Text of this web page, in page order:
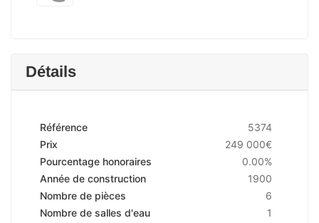
Détails
Référence
5374
Prix
249 000€
Pourcentage honoraires
0.00%
Année de construction
1900
Nombre de pièces
6
Nombre de salles d'eau
1